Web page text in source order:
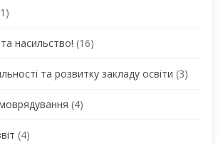
насильство! (16)
та розвитку закладу освіти (3)
(4)
(4)